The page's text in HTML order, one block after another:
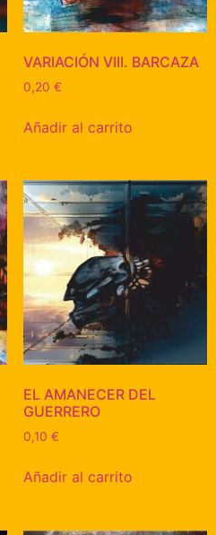
VARIACIÓN VIII. BARCAZA
0,20 €
Añadir al carrito
EL AMANECER DEL
GUERRERO
0,10 €
Añadir al carrito